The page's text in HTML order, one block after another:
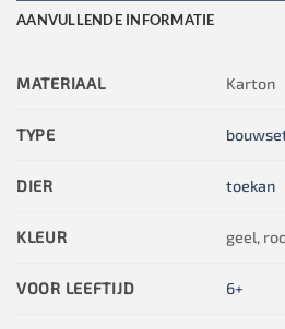
AANVULLENDE INFORMATIE
MATERIAAL Karton
TYPE
DIER toekan
KLEUR geel,
VOOR LEEFTIJD 6+